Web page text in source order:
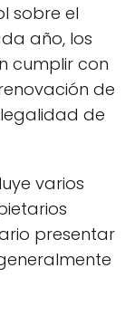
sobre el
año, los
cumplir con
de
de
varios
presentar